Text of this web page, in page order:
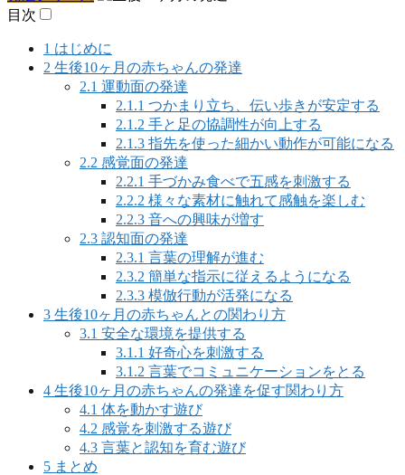
目次
1 はじめに
2 生後10ヶ月の赤ちゃんの発達
2.1 運動面の発達
2.1.1 つかまり立ち、伝い歩きが安定する
2.1.2 手と足の協調性が向上する
2.1.3 指先を使った細かい動作が可能になる
2.2 感覚面の発達
2.2.1 手づかみ食べで五感を刺激する
2.2.2 様々な素材に触れて感触を楽しむ
2.2.3 音への興味が増す
2.3 認知面の発達
2.3.1 言葉の理解が進む
2.3.2 簡単な指示に従えるようになる
2.3.3 模倣行動が活発になる
3 生後10ヶ月の赤ちゃんとの関わり方
3.1 安全な環境を提供する
3.1.1 好奇心を刺激する
3.1.2 言葉でコミュニケーションをとる
4 生後10ヶ月の赤ちゃんの発達を促す関わり方
4.1 体を動かす遊び
4.2 感覚を刺激する遊び
4.3 言葉と認知を育む遊び
5 まとめ